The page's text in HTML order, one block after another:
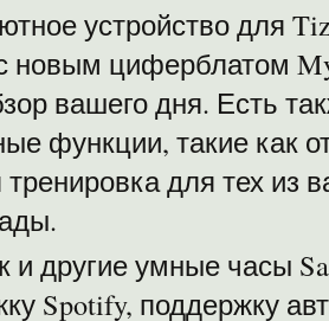
устройство для
новым циферблатом
вашего дня. Есть
функции, такие как
для тех из
и другие умные часы
Spotify, поддержку